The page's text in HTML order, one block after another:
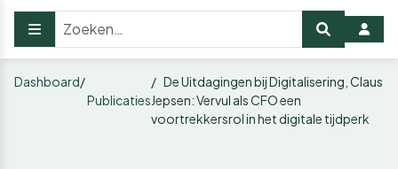
Dashboard
Publicaties
De Uitdagingen bij Digitalisering, Claus
Jepsen: Vervul als CFO een
voortrekkersrol in het digitale tijdperk